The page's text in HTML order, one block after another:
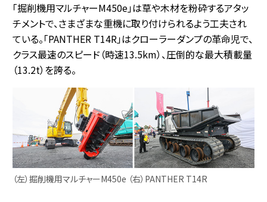
「掘削機用マルチャーM450e」は草や木材を粉砕するアタッ
チメントで、さまざまな重機に取り付けられるよう工夫され
ている。「PANTHER T14R」はクローラーダンプの革命児で、
クラス最速のスピード（時速13.5km）、圧倒的な最大積載量
（13.2t）を誇る。
（左）掘削機用マルチャーM450e （右）PANTHER T14R